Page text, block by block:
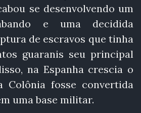
se desenvolvendo um
e uma decidida
de escravos que tinha
guaranis seu principal
na Espanha crescia o
Colônia fosse convertida
uma base militar.